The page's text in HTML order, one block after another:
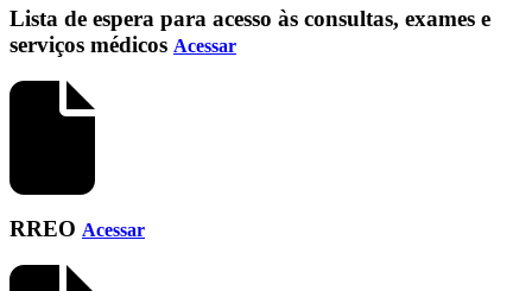
Lista de espera para acesso às consultas, exames e
serviços médicos Acessar
RREO Acessar